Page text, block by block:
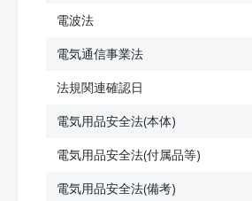
電波法
電気通信事業法
法規関連確認日
電気用品安全法(本体)
電気用品安全法(付属品等)
電気用品安全法(備考)